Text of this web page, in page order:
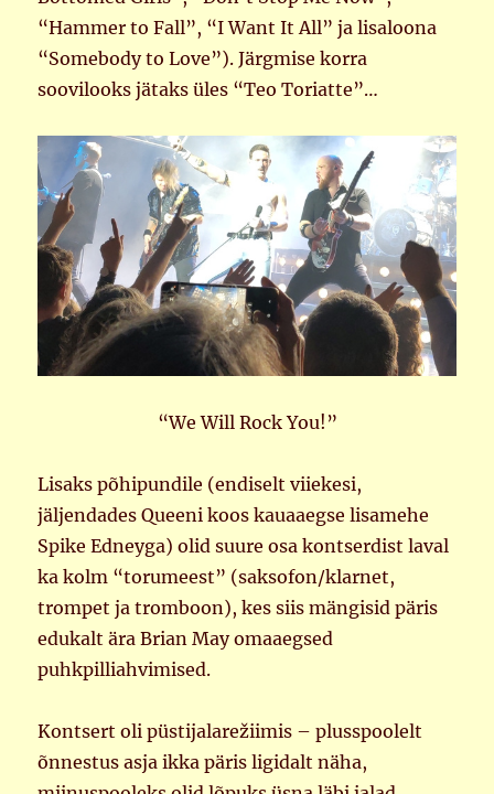
“Hammer to Fall”, “I Want It All” ja lisaloona
“Somebody to Love”). Järgmise korra
soovilooks jätaks üles “Teo Toriatte”…
“We Will Rock You!”
Lisaks põhipundile (endiselt viiekesi,
jäljendades Queeni koos kauaaegse lisamehe
Spike Edneyga) olid suure osa kontserdist laval
ka kolm “torumeest” (saksofon/klarnet,
trompet ja tromboon), kes siis mängisid päris
edukalt ära Brian May omaaegsed
puhkpilliahvimised.
Kontsert oli püstijalarežiimis – plusspoolelt
õnnestus asja ikka päris ligidalt näha,